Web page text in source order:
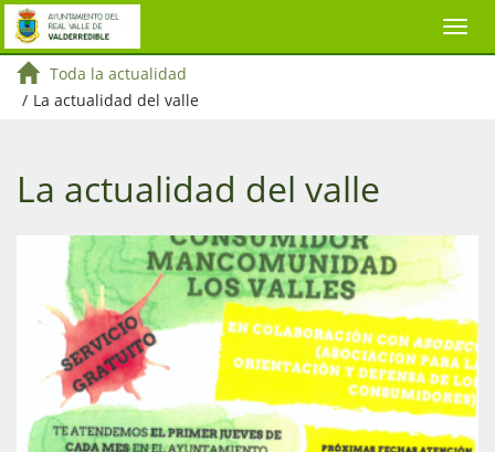
Toda la actualidad
/ La actualidad del valle
La actualidad del valle